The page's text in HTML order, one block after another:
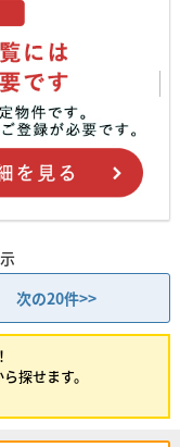
次の20件>>
探せます。